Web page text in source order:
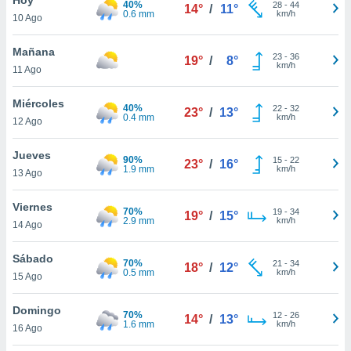
y
en
más
de
cookies
10 Ago
40%
0.6 mm
14° / 11° 28- 44
km/h
Mañana
11 Ago
19° / 8° 23- 36
km/h
Miércoles
12 Ago
40%
0.4 mm
23° / 13° 22- 32
km/h
Jueves
13 Ago
90%
1.9 mm
23° / 16° 15- 22
km/h
Viernes
14 Ago
70%
2.9 mm
19° / 15° 19- 34
km/h
Sábado
15 Ago
70%
0.5 mm
18° / 12° 21 - 34
km/h
Domingo
16 Ago
70%
1.6 mm
14° / 13° 12- 26
km/h